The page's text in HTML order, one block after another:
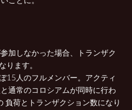
加しなかった場合、トランザク
ります。
15人のフルメンバー。アクティ
通常のコロシアムが同時に行わ
負荷とトランザクション数になり